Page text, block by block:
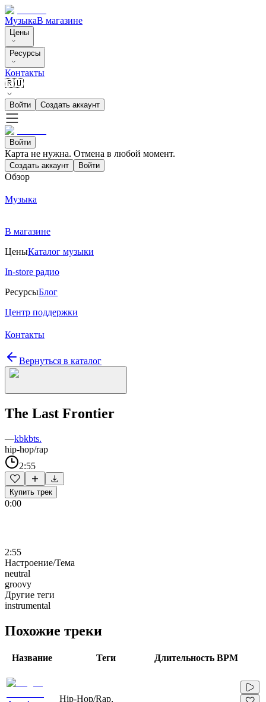
МузыкаВ магазине
Цены
Ресурсы
Контакты
🇷🇺
Войти Создать аккаунт
Войти
Карта не нужна. Отмена в любой момент.
Создать аккаунт Войти
Обзор
Музыка
В магазине
ЦеныКаталог музыки
In-store радио
РесурсыБлог
Центр поддержки
Контакты
Вернуться в каталог
The Last Frontier
—kbkbts.
hip-hop/rap
2:55
Купить трек
0:00
2:55
Настроение/Тема
neutral
groovy
Другие теги
instrumental
Похожие треки
Название Теги Длительность BPM
Hip-Hop/Rap,